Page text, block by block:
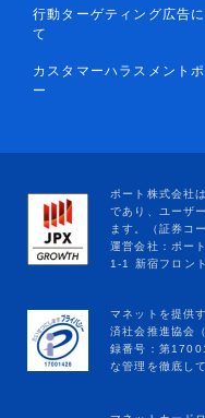
行動ターゲティング広告
て
カスタマーハラスメント
ー